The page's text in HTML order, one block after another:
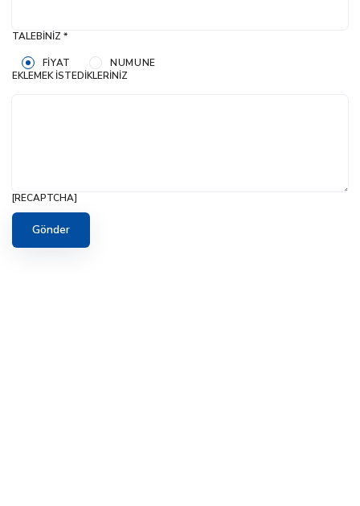
TALEBINIZ *
FIYAT
NUMUNE
EKLEMEK İSTEDIKLERINIZ
[RECAPTCHA]